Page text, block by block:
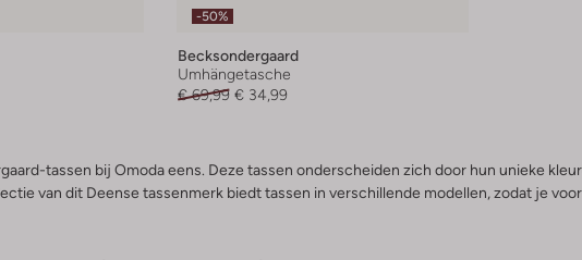
-50%
Becksondergaard
Umhängetasche
€ 69,99 € 34,99
tassen bij Omoda eens. Deze tassen onderscheiden zich door hun unieke
van dit Deense tassenmerk biedt tassen in verschillende modellen, zodat je